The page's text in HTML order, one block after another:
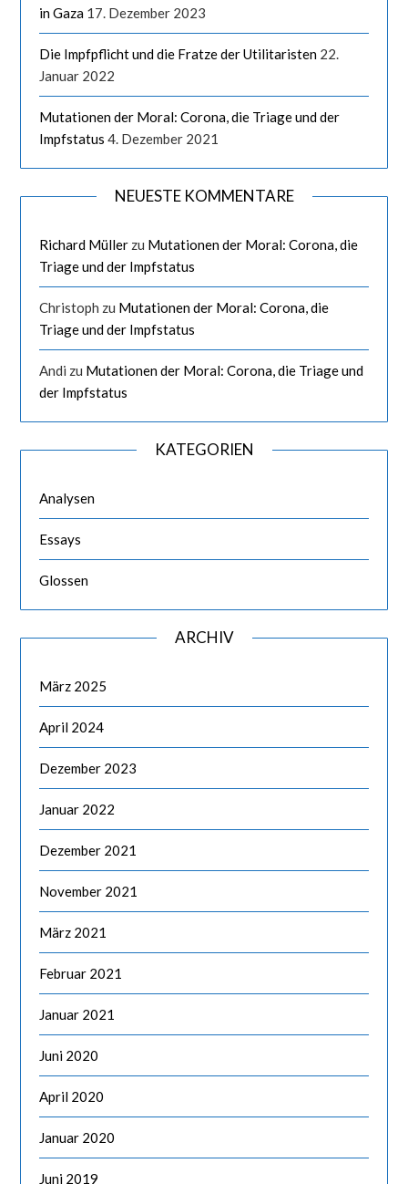
in Gaza 17. Dezember 2023
Die Impfpflicht und die Fratze der Utilitaristen 22.
Januar 2022
Mutationen der Moral: Corona, die Triage und der
Impfstatus 4. Dezember 2021
NEUESTE KOMMENTARE
Richard Müller zu Mutationen der Moral: Corona, die
Triage und der Impfstatus
Christoph zu Mutationen der Moral: Corona, die
Triage und der Impfstatus
Andi zu Mutationen der Moral: Corona, die Triage und
der Impfstatus
KATEGORIEN
Analysen
Essays
Glossen
ARCHIV
März 2025
April 2024
Dezember 2023
Januar 2022
Dezember 2021
November 2021
März 2021
Februar 2021
Januar 2021
Juni 2020
April 2020
Januar 2020
Juni 2019